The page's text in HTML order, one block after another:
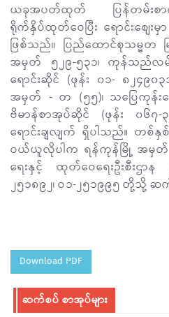
ယခုအပတ်ထုတ် ပြန်တမ်းစာစေ
ရိုက်နှိပ်ထုတ်ဝေပြီး ရောင်းစျေး
ဖြစ်သည်။ ပြည်ထောင်စုသမ္မတ
အမှတ် ၅၂၉-၅၃၁၊ ကုန်သည်လမ်
ရောင်းဆိုင် (ဖုန်း ၀၁- ၈၂၄၉၀
အမှတ် - တ (၅၅)၊ သပြေကုန်းစ
ဗိမာန်စာအုပ်ဆိုင် (ဖုန်း ၀၆၇-
ရောင်းချလျက် ရှိပါသည်။ တစ်
ဝယ်ယူလိုပါက ရန်ကုန်မြို့ အမှတ်
ရေးနှင့် ထုတ်ဝေရေးဦးစီးဌာ
၂၅၁၈၉၂၊ ဝ၁-၂၅၁၉၉၅ တို့သို့
Download PDF
ဆက်စပ် စာအုပ်များ